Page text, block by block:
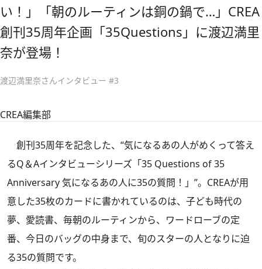
い！」「朝のルーティンは銅の鍋で…」CREA
創刊35周年企画「35Questions」に渡辺満里
奈が登場！
渡辺満里奈さんインタビュー #3
CREA編集部
創刊35周年を記念した、“気になるあの人がめくって答え
るQ＆Aインタビューシリーズ「35 Questions of 35
Anniversary 気になるあの人に35の質問！」”。CREAが用
意した35枚のカードに書かれているのは、子ども時代の
夢、愛読書、毎朝のルーティンから、ワードローブの定
番、今日のバッグの中身まで、旬のスターの人となりに迫
る35の質問です。